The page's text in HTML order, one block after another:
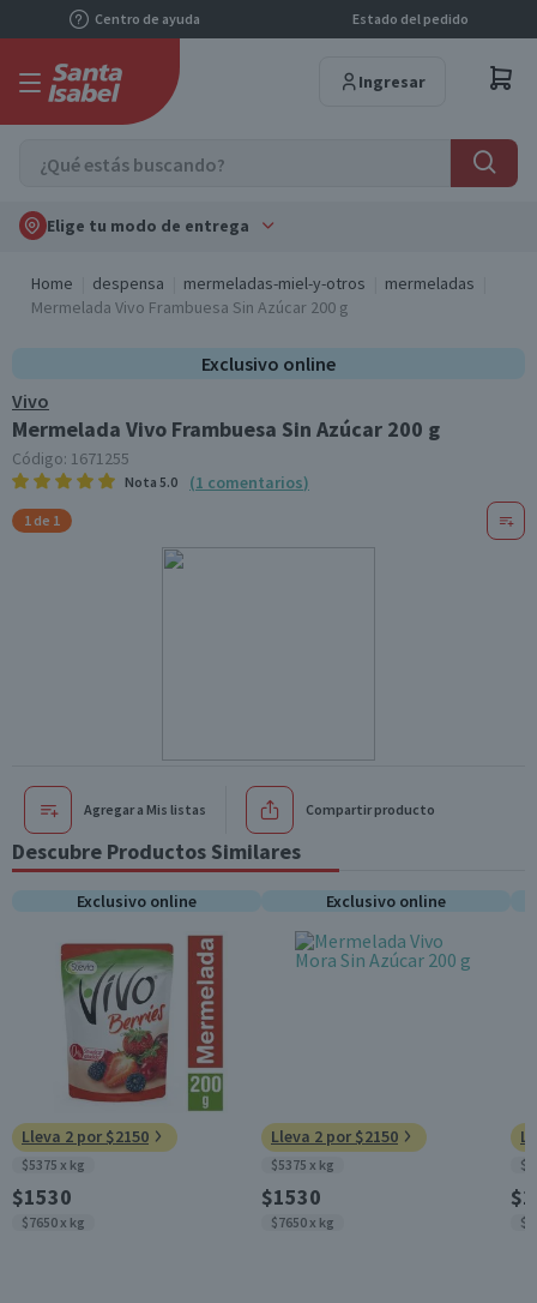
Centro de ayuda Estado del pedido
Ingresar
Elige tu modo de entrega
Home despensa mermeladas-miel-y-otros
mermeladas
Mermelada Vivo Frambuesa Sin Azúcar 200 g
Exclusivo online
Vivo
Mermelada Vivo Frambuesa Sin Azúcar 200 g
Código: 1671255
Nota 5.0 (1 comentarios)
1 de 1
Agregar a Mis listas Compartir producto
Descubre Productos Similares
Exclusivo online
Lleva 2 por $2150
$5375 x kg
$1530
$7650 x kg
Exclusivo online
Lleva 2 por $2150
$5375 x kg
$1530
$7650 x kg